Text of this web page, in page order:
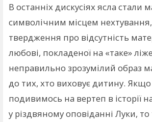
В останніх дискусіях ясла стали
символічним місцем
твердження про відсутність
любові, покладеної на «таке»
неправильно зрозумілий образ
до тих, хто виховує дитину.
подивимось на вертеп в історії
у різдвяному оповіданні Луки,